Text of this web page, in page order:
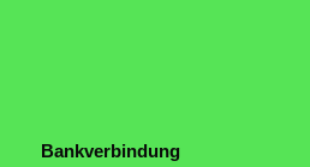
Bankverbindung